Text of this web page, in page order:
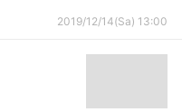
2019/12/14(Sa) 13:00